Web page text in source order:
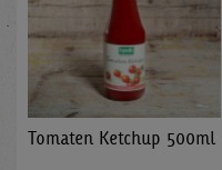
Tomaten Ketchup 500ml